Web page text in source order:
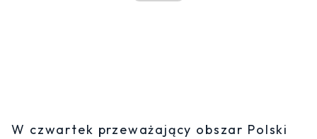
W czwartek przeważający obszar Polski